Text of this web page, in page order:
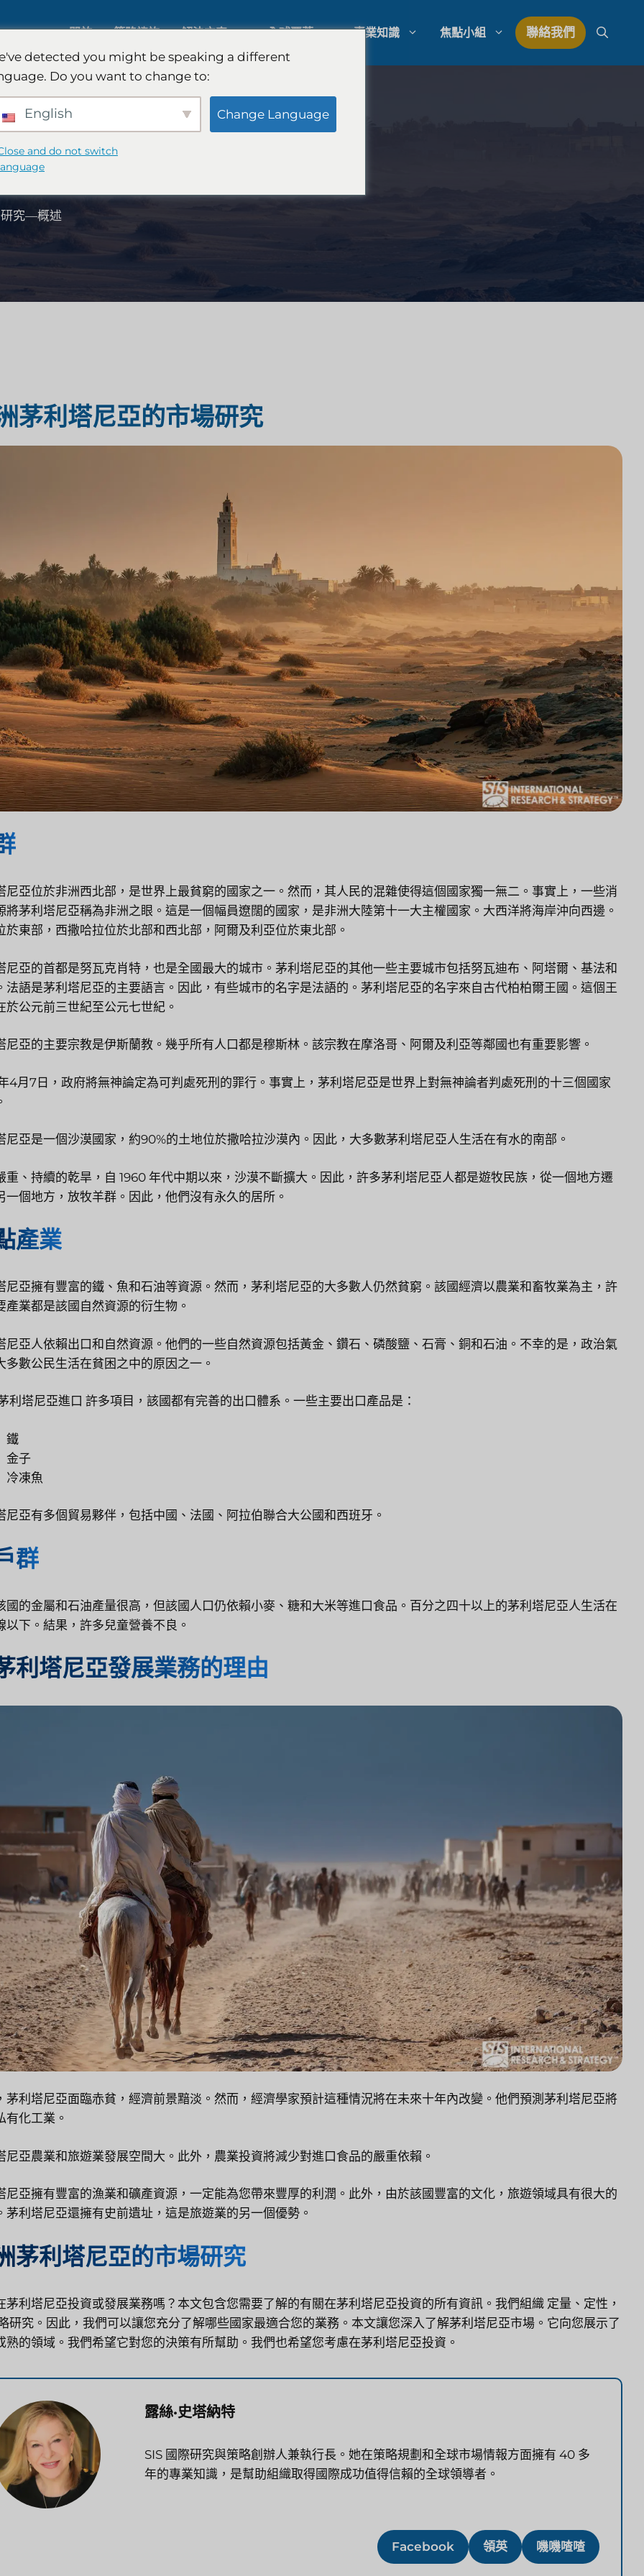
關於 策略諮詢 解決方案
人工智慧市場研究
消費者市場研究
金融科技研究與戰略
工業市場研究
定性與定量研究
全球覆蓋 專業知識 焦點小組 聯絡我們
概述
研究—概述
茅利塔尼亞的市場研究
尼亞位於非洲西北部，是世界上最貧窮的國家之一。然而，其人民的混雜使得這個國家獨一無二。事實上，一些消
將茅利塔尼亞稱為非洲之眼。這是一個幅員遼闊的國家，是非洲大陸第十一大主權國家。大西洋將海岸沖向西邊。
於東部，西撒哈拉位於北部和西北部，阿爾及利亞位於東北部。
尼亞的首都是努瓦克肖特，也是全國最大的城市。茅利塔尼亞的其他一些主要城市包括努瓦迪布、阿塔爾、基法和
法語是茅利塔尼亞的主要語言。因此，有些城市的名字是法語的。茅利塔尼亞的名字來自古代柏柏爾王國。這個王
於公元前三世紀至公元七世紀。
尼亞的主要宗教是伊斯蘭教。幾乎所有人口都是穆斯林。該宗教在摩洛哥、阿爾及利亞等鄰國也有重要影響。
4月7日，政府將無神論定為可判處死刑的罪行。事實上，茅利塔尼亞是世界上對無神論者判處死刑的十三個國家
尼亞是一個沙漠國家，約90%的土地位於撒哈拉沙漠內。因此，大多數茅利塔尼亞人生活在有水的南部。
重、持續的乾旱，自 1960 年代中期以來，沙漠不斷擴大。因此，許多茅利塔尼亞人都是遊牧民族，從一個地方遷
一個地方，放牧羊群。因此，他們沒有永久的居所。
產業
尼亞擁有豐富的鐵、魚和石油等資源。然而，茅利塔尼亞的大多數人仍然貧窮。該國經濟以農業和畜牧業為主，許
產業都是該國自然資源的衍生物。
尼亞人依賴出口和自然資源。他們的一些自然資源包括黃金、鑽石、磷酸鹽、石膏、銅和石油。不幸的是，政治氣
多數公民生活在貧困之中的原因之一。
利塔尼亞進口 許多項目，該國都有完善的出口體系。一些主要出口產品是：
鐵
金子
冷凍魚
尼亞有多個貿易夥伴，包括中國、法國、阿拉伯聯合大公國和西班牙。
群
國的金屬和石油產量很高，但該國人口仍依賴小麥、糖和大米等進口食品。百分之四十以上的茅利塔尼亞人生活在
以下。結果，許多兒童營養不良。
利塔尼亞發展業務的理由
茅利塔尼亞面臨赤貧，經濟前景黯淡。然而，經濟學家預計這種情況將在未來十年內改變。他們預測茅利塔尼亞將
有化工業。
尼亞農業和旅遊業發展空間大。此外，農業投資將減少對進口食品的嚴重依賴。
尼亞擁有豐富的漁業和礦產資源，一定能為您帶來豐厚的利潤。此外，由於該國豐富的文化，旅遊領域具有很大的
茅利塔尼亞還擁有史前遺址，這是旅遊業的另一個優勢。
茅利塔尼亞的市場研究
茅利塔尼亞投資或發展業務嗎？本文包含您需要了解的有關在茅利塔尼亞投資的所有資訊。我們組織 定量、定性 ，
研究 。因此，我們可以讓您充分了解哪些國家最適合您的業務。本文讓您深入了解茅利塔尼亞市場。它向您展示了
熟的領域。我們希望它對您的決策有所幫助。我們也希望您考慮在茅利塔尼亞投資。
露絲·史塔納特
SIS 國際研究與策略創辦人兼執行長。她在策略規劃和全球市場情報方面擁有 40 多
年的專業知識，是幫助組織取得國際成功值得信賴的全球領導者。
Facebook 領英 嘰嘰喳喳
detected you might be speaking a different
Do you want to change to:
English Change Language
and do not switch